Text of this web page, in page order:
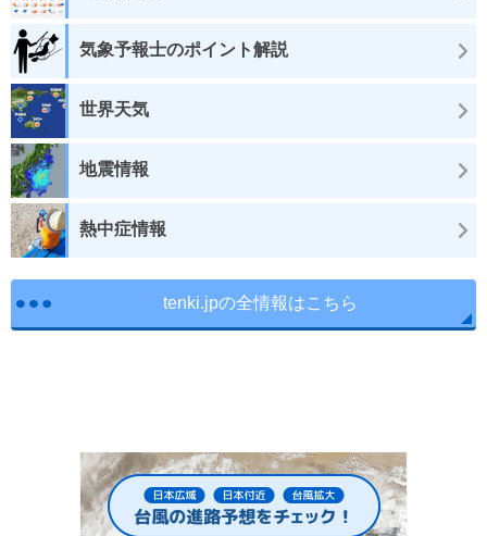
気象予報士のポイント解説
世界天気
地震情報
熱中症情報
tenki.jpの全情報はこちら